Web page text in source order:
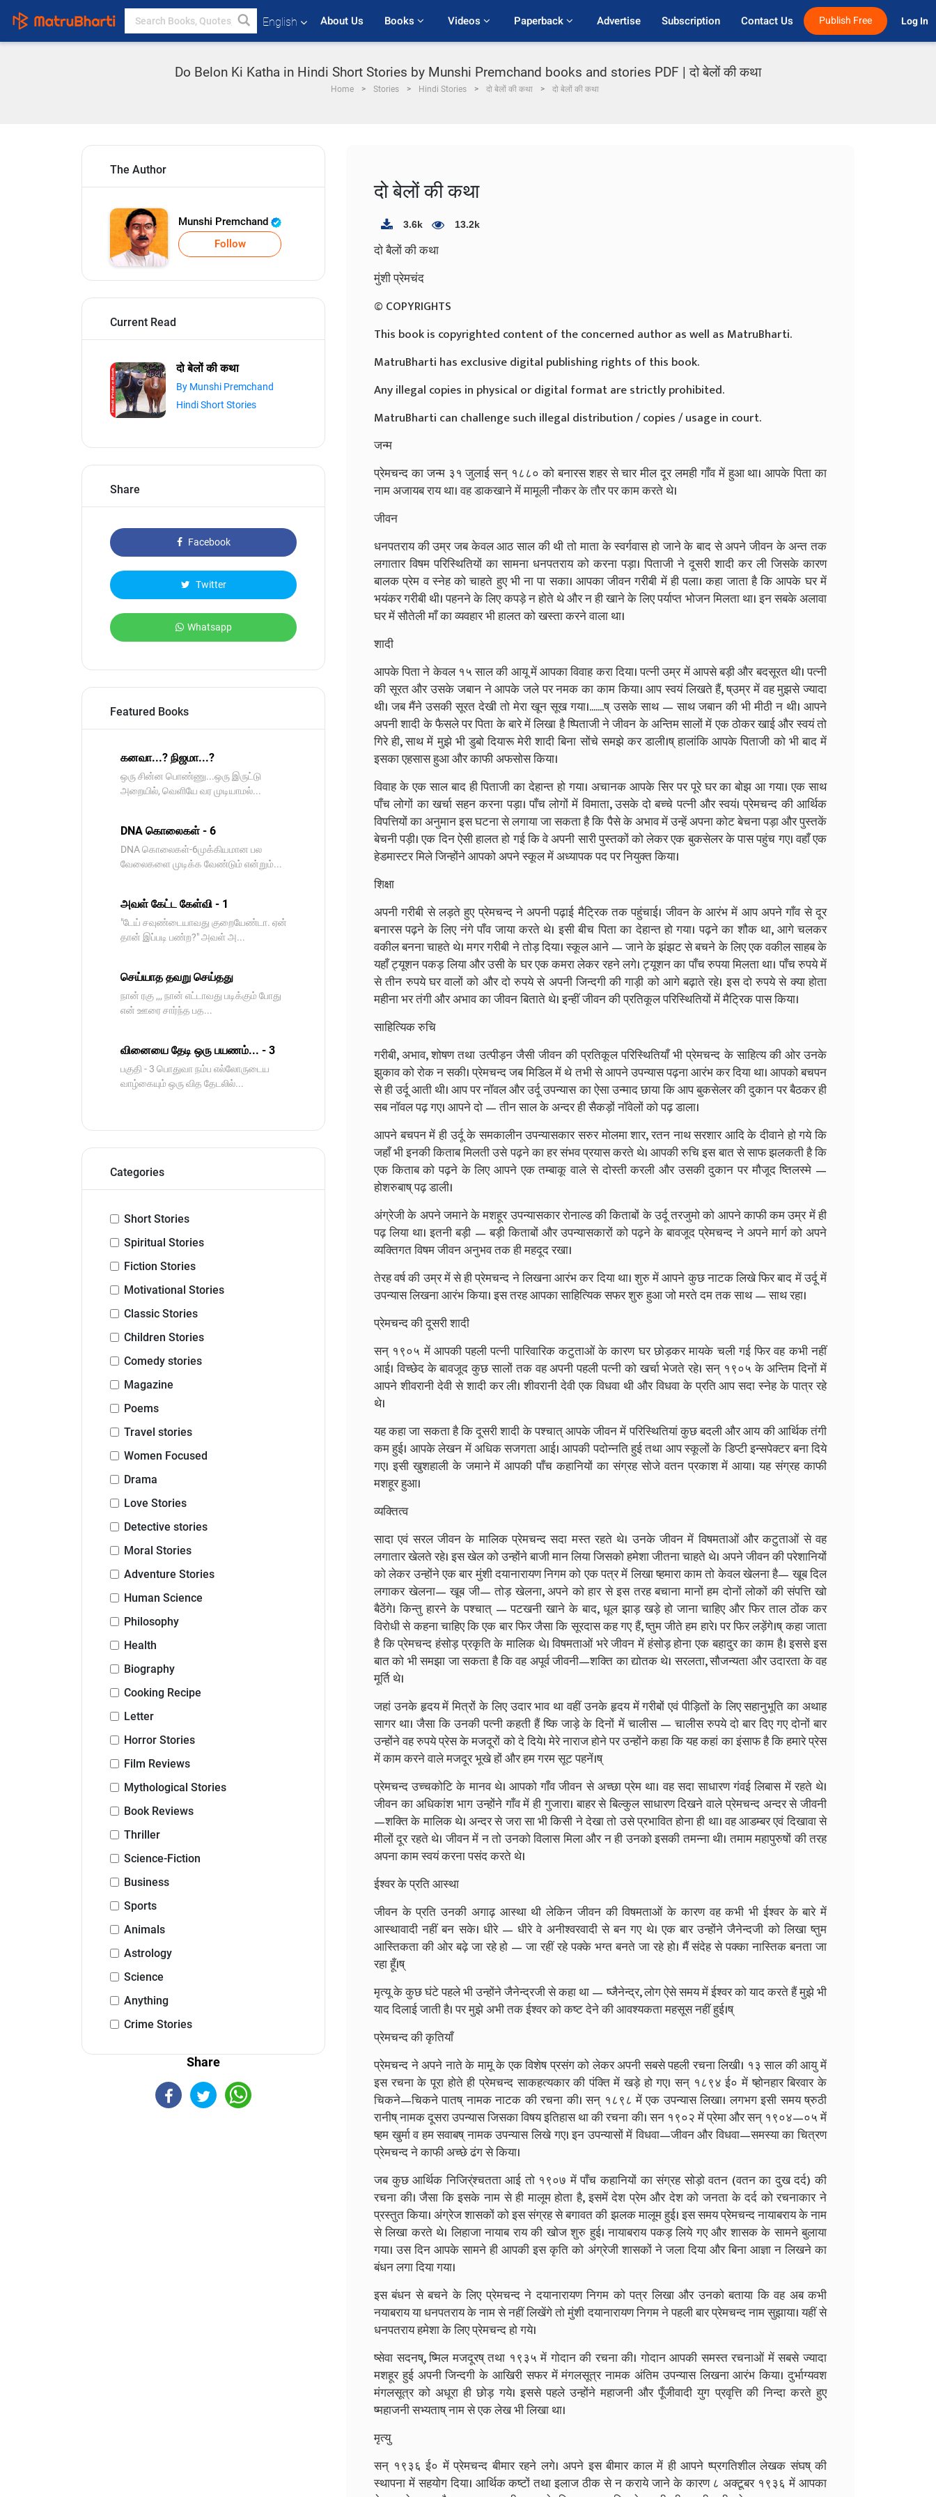
English About Us Books Videos Paperback Advertise Subscription Contact Us Publish Free Log In
Do Belon Ki Katha in Hindi Short Stories by Munshi Premchand books and stories PDF | दो बेलों की कथा
Home Stories Hindi Stories दो बेलों की कथा दो बेलों की कथा
The Author
Munshi Premchand
Follow
Current Read
दो बेलों की कथा
By Munshi Premchand
Hindi Short Stories
Share
Facebook
Twitter
Whatsapp
Featured Books
கனவா...? நிஜமா...?
ஒரு சின்ன பொண்ணு...ஒரு இருட்டு
அறையில், வெளியே வர முடியாமல்...
DNA கொலைகள் - 6
DNA கொலைகள்-6முக்கியமான பல
வேலைகளை முடிக்க வேண்டும் என்றும்...
அவள் கேட்ட கேள்வி - 1
"டேய் சவுண்டையாவது குறையேண்டா. ஏன்
தான் இப்படி பண்ற?" அவள் அ...
செய்யாத தவறு செய்தது
நான் ரகு ,,, நான் எட்டாவது படிக்கும் போது
என் ஊரை சார்ந்த பத...
வினையை தேடி ஒரு பயணம்... - 3
பகுதி - 3 பொதுவா நம்ப எல்லோருடைய
வாழ்கையும் ஒரு வித தேடலில்...
Categories
Short Stories
Spiritual Stories
Fiction Stories
Motivational Stories
Classic Stories
Children Stories
Comedy stories
Magazine
Poems
Travel stories
Women Focused
Drama
Love Stories
Detective stories
Moral Stories
Adventure Stories
Human Science
Philosophy
Health
Biography
Cooking Recipe
Letter
Horror Stories
Film Reviews
Mythological Stories
Book Reviews
Thriller
Science-Fiction
Business
Sports
Animals
Astrology
Science
Anything
Crime Stories
Share
दो बेलों की कथा
3.6k 13.2k
दो बैलों की कथा
मुंशी प्रेमचंद
© COPYRIGHTS
This book is copyrighted content of the concerned author as well as MatruBharti.
MatruBharti has exclusive digital publishing rights of this book.
Any illegal copies in physical or digital format are strictly prohibited.
MatruBharti can challenge such illegal distribution / copies / usage in court.
जन्म
प्रेमचन्द का जन्म ३१ जुलाई सन्‌ १८८० को बनारस शहर से चार मील दूर लमही गाँव में हुआ था। आपके पिता का
नाम अजायब राय था। वह डाकखाने में मामूली नौकर के तौर पर काम करते थे।
जीवन
धनपतराय की उम्र जब केवल आठ साल की थी तो माता के स्वर्गवास हो जाने के बाद से अपने जीवन के अन्त तक
लगातार विषम परिस्थितियों का सामना धनपतराय को करना पड़ा। पिताजी ने दूसरी शादी कर ली जिसके कारण
बालक प्रेम व स्नेह को चाहते हुए भी ना पा सका। आपका जीवन गरीबी में ही पला। कहा जाता है कि आपके घर में
भयंकर गरीबी थी। पहनने के लिए कपड़े न होते थे और न ही खाने के लिए पर्याप्त भोजन मिलता था। इन सबके अलावा
घर में सौतेली माँ का व्यवहार भी हालत को खस्ता करने वाला था।
शादी
आपके पिता ने केवल १५ साल की आयू में आपका विवाह करा दिया। पत्नी उम्र में आपसे बड़ी और बदसूरत थी। पत्नी
की सूरत और उसके जबान ने आपके जले पर नमक का काम किया। आप स्वयं लिखते हैं, ष्उम्र में वह मुझसे ज्यादा
थी। जब मैंने उसकी सूरत देखी तो मेरा खून सूख गया।.......ष् उसके साथ — साथ जबान की भी मीठी न थी। आपने
अपनी शादी के फैसले पर पिता के बारे में लिखा है ष्पिताजी ने जीवन के अन्तिम सालों में एक ठोकर खाई और स्वयं तो
गिरे ही, साथ में मुझे भी डुबो दियारू मेरी शादी बिना सोंचे समझे कर डाली।ष् हालांकि आपके पिताजी को भी बाद में
इसका एहसास हुआ और काफी अफसोस किया।
विवाह के एक साल बाद ही पिताजी का देहान्त हो गया। अचानक आपके सिर पर पूरे घर का बोझ आ गया। एक साथ
पाँच लोगों का खर्चा सहन करना पड़ा। पाँच लोगों में विमाता, उसके दो बच्चे पत्नी और स्वयं। प्रेमचन्द की आर्थिक
विपत्तियों का अनुमान इस घटना से लगाया जा सकता है कि पैसे के अभाव में उन्हें अपना कोट बेचना पड़ा और पुस्तकें
बेचनी पड़ी। एक दिन ऐसी हालत हो गई कि वे अपनी सारी पुस्तकों को लेकर एक बुकसेलर के पास पहुंच गए। वहाँ एक
हेडमास्टर मिले जिन्होंने आपको अपने स्कूल में अध्यापक पद पर नियुक्त किया।
शिक्षा
अपनी गरीबी से लड़ते हुए प्रेमचन्द ने अपनी पढ़ाई मैट्रिक तक पहुंचाई। जीवन के आरंभ में आप अपने गाँव से दूर
बनारस पढ़ने के लिए नंगे पाँव जाया करते थे। इसी बीच पिता का देहान्त हो गया। पढ़ने का शौक था, आगे चलकर
वकील बनना चाहते थे। मगर गरीबी ने तोड़ दिया। स्कूल आने — जाने के झंझट से बचने के लिए एक वकील साहब के
यहाँ ट्यूशन पकड़ लिया और उसी के घर एक कमरा लेकर रहने लगे। ट्यूशन का पाँच रुपया मिलता था। पाँच रुपये में
से तीन रुपये घर वालों को और दो रुपये से अपनी जिन्दगी की गाड़ी को आगे बढ़ाते रहे। इस दो रुपये से क्या होता
महीना भर तंगी और अभाव का जीवन बिताते थे। इन्हीं जीवन की प्रतिकूल परिस्थितियों में मैट्रिक पास किया।
साहित्यिक रुचि
गरीबी, अभाव, शोषण तथा उत्पीड़न जैसी जीवन की प्रतिकूल परिस्थितियाँ भी प्रेमचन्द के साहित्य की ओर उनके
झुकाव को रोक न सकी। प्रेमचन्द जब मिडिल में थे तभी से आपने उपन्यास पढ़ना आरंभ कर दिया था। आपको बचपन
से ही उर्दू आती थी। आप पर नॉवल और उर्दू उपन्यास का ऐसा उन्माद छाया कि आप बुकसेलर की दुकान पर बैठकर ही
सब नॉवल पढ़ गए। आपने दो — तीन साल के अन्दर ही सैकड़ों नॉवेलों को पढ़ डाला।
आपने बचपन में ही उर्दू के समकालीन उपन्यासकार सरुर मोलमा शार, रतन नाथ सरशार आदि के दीवाने हो गये कि
जहाँ भी इनकी किताब मिलती उसे पढ़ने का हर संभव प्रयास करते थे। आपकी रुचि इस बात से साफ झलकती है कि
एक किताब को पढ़ने के लिए आपने एक तम्बाकू वाले से दोस्ती करली और उसकी दुकान पर मौजूद ष्तिलस्मे —
होशरुबाष् पढ़ डाली।
अंग्रेजी के अपने जमाने के मशहूर उपन्यासकार रोनाल्ड की किताबों के उर्दू तरजुमो को आपने काफी कम उम्र में ही
पढ़ लिया था। इतनी बड़ी — बड़ी किताबों और उपन्यासकारों को पढ़ने के बावजूद प्रेमचन्द ने अपने मार्ग को अपने
व्यक्तिगत विषम जीवन अनुभव तक ही महदूद रखा।
तेरह वर्ष की उम्र में से ही प्रेमचन्द ने लिखना आरंभ कर दिया था। शुरु में आपने कुछ नाटक लिखे फिर बाद में उर्दू में
उपन्यास लिखना आरंभ किया। इस तरह आपका साहित्यिक सफर शुरु हुआ जो मरते दम तक साथ — साथ रहा।
प्रेमचन्द की दूसरी शादी
सन्‌ १९०५ में आपकी पहली पत्नी पारिवारिक कटुताओं के कारण घर छोड़कर मायके चली गई फिर वह कभी नहीं
आई। विच्छेद के बावजूद कुछ सालों तक वह अपनी पहली पत्नी को खर्चा भेजते रहे। सन्‌ १९०५ के अन्तिम दिनों में
आपने शीवरानी देवी से शादी कर ली। शीवरानी देवी एक विधवा थी और विधवा के प्रति आप सदा स्नेह के पात्र रहे
थे।
यह कहा जा सकता है कि दूसरी शादी के पश्चात्‌ आपके जीवन में परिस्थितियां कुछ बदली और आय की आर्थिक तंगी
कम हुई। आपके लेखन में अधिक सजगता आई। आपकी पदोन्नति हुई तथा आप स्कूलों के डिप्टी इन्सपेक्टर बना दिये
गए। इसी खुशहाली के जमाने में आपकी पाँच कहानियों का संग्रह सोजे वतन प्रकाश में आया। यह संग्रह काफी
मशहूर हुआ।
व्यक्तित्व
सादा एवं सरल जीवन के मालिक प्रेमचन्द सदा मस्त रहते थे। उनके जीवन में विषमताओं और कटुताओं से वह
लगातार खेलते रहे। इस खेल को उन्होंने बाजी मान लिया जिसको हमेशा जीतना चाहते थे। अपने जीवन की परेशानियों
को लेकर उन्होंने एक बार मुंशी दयानारायण निगम को एक पत्र में लिखा ष्हमारा काम तो केवल खेलना है— खूब दिल
लगाकर खेलना— खूब जी— तोड़ खेलना, अपने को हार से इस तरह बचाना मानों हम दोनों लोकों की संपत्ति खो
बैठेंगे। किन्तु हारने के पश्चात्‌ — पटखनी खाने के बाद, धूल झाड़ खड़े हो जाना चाहिए और फिर ताल ठोंक कर
विरोधी से कहना चाहिए कि एक बार फिर जैसा कि सूरदास कह गए हैं, ष्तुम जीते हम हारे। पर फिर लड़ेंगे।ष् कहा जाता
है कि प्रेमचन्द हंसोड़ प्रकृति के मालिक थे। विषमताओं भरे जीवन में हंसोड़ होना एक बहादुर का काम है। इससे इस
बात को भी समझा जा सकता है कि वह अपूर्व जीवनी—शक्ति का द्योतक थे। सरलता, सौजन्यता और उदारता के वह
मूर्ति थे।
जहां उनके हृदय में मित्रों के लिए उदार भाव था वहीं उनके हृदय में गरीबों एवं पीड़ितों के लिए सहानुभूति का अथाह
सागर था। जैसा कि उनकी पत्नी कहती हैं ष्कि जाड़े के दिनों में चालीस — चालीस रुपये दो बार दिए गए दोनों बार
उन्होंने वह रुपये प्रेस के मजदूरों को दे दिये। मेरे नाराज होने पर उन्होंने कहा कि यह कहां का इंसाफ है कि हमारे प्रेस
में काम करने वाले मजदूर भूखे हों और हम गरम सूट पहनें।ष्
प्रेमचन्द उच्चकोटि के मानव थे। आपको गाँव जीवन से अच्छा प्रेम था। वह सदा साधारण गंवई लिबास में रहते थे।
जीवन का अधिकांश भाग उन्होंने गाँव में ही गुजारा। बाहर से बिल्कुल साधारण दिखने वाले प्रेमचन्द अन्दर से जीवनी
—शक्ति के मालिक थे। अन्दर से जरा सा भी किसी ने देखा तो उसे प्रभावित होना ही था। वह आडम्बर एवं दिखावा से
मीलों दूर रहते थे। जीवन में न तो उनको विलास मिला और न ही उनको इसकी तमन्ना थी। तमाम महापुरुषों की तरह
अपना काम स्वयं करना पसंद करते थे।
ईश्वर के प्रति आस्था
जीवन के प्रति उनकी अगाढ़ आस्था थी लेकिन जीवन की विषमताओं के कारण वह कभी भी ईश्वर के बारे में
आस्थावादी नहीं बन सके। धीरे — धीरे वे अनीश्वरवादी से बन गए थे। एक बार उन्होंने जैनेन्दजी को लिखा ष्तुम
आस्तिकता की ओर बढ़े जा रहे हो — जा रहीं रहे पक्के भग्त बनते जा रहे हो। मैं संदेह से पक्का नास्तिक बनता जा
रहा हूँ।ष्
मृत्यू के कुछ घंटे पहले भी उन्होंने जैनेन्द्रजी से कहा था — ष्जैनेन्द्र, लोग ऐसे समय में ईश्वर को याद करते हैं मुझे भी
याद दिलाई जाती है। पर मुझे अभी तक ईश्वर को कष्ट देने की आवश्यकता महसूस नहीं हुई।ष्
प्रेमचन्द की कृतियाँ
प्रेमचन्द ने अपने नाते के मामू के एक विशेष प्रसंग को लेकर अपनी सबसे पहली रचना लिखी। १३ साल की आयु में
इस रचना के पूरा होते ही प्रेमचन्द साकहत्यकार की पंक्ति में खड़े हो गए। सन्‌ १८९४ ई० में ष्होनहार बिरवार के
चिकने—चिकने पातष् नामक नाटक की रचना की। सन्‌ १८९८ में एक उपन्यास लिखा। लगभग इसी समय ष्रुठी
रानीष् नामक दूसरा उपन्यास जिसका विषय इतिहास था की रचना की। सन १९०२ में प्रेमा और सन्‌ १९०४—०५ में
ष्हम खुर्मा व हम सवाबष् नामक उपन्यास लिखे गए। इन उपन्यासों में विधवा—जीवन और विधवा—समस्या का चित्रण
प्रेमचन्द ने काफी अच्छे ढंग से किया।
जब कुछ आर्थिक निजिर्ंश्चतता आई तो १९०७ में पाँच कहानियों का संग्रह सोड़ो वतन (वतन का दुख दर्द) की
रचना की। जैसा कि इसके नाम से ही मालूम होता है, इसमें देश प्रेम और देश को जनता के दर्द को रचनाकार ने
प्रस्तुत किया। अंग्रेज शासकों को इस संग्रह से बगावत की झलक मालूम हुई। इस समय प्रेमचन्द नायाबराय के नाम
से लिखा करते थे। लिहाजा नायाब राय की खोज शुरु हुई। नायाबराय पकड़ लिये गए और शासक के सामने बुलाया
गया। उस दिन आपके सामने ही आपकी इस कृति को अंग्रेजी शासकों ने जला दिया और बिना आज्ञा न लिखने का
बंधन लगा दिया गया।
इस बंधन से बचने के लिए प्रेमचन्द ने दयानारायण निगम को पत्र लिखा और उनको बताया कि वह अब कभी
नयाबराय या धनपतराय के नाम से नहीं लिखेंगे तो मुंशी दयानारायण निगम ने पहली बार प्रेमचन्द नाम सुझाया। यहीं से
धनपतराय हमेशा के लिए प्रेमचन्द हो गये।
ष्सेवा सदनष्, ष्मिल मजदूरष् तथा १९३५ में गोदान की रचना की। गोदान आपकी समस्त रचनाओं में सबसे ज्यादा
मशहूर हुई अपनी जिन्दगी के आखिरी सफर में मंगलसूत्र नामक अंतिम उपन्यास लिखना आरंभ किया। दुर्भाग्यवश
मंगलसूत्र को अधूरा ही छोड़ गये। इससे पहले उन्होंने महाजनी और पूँजीवादी युग प्रवृत्ति की निन्दा करते हुए
ष्महाजनी सभ्यताष् नाम से एक लेख भी लिखा था।
मृत्यु
सन्‌ १९३६ ई० में प्रेमचन्द बीमार रहने लगे। अपने इस बीमार काल में ही आपने ष्प्रगतिशील लेखक संघष् की
स्थापना में सहयोग दिया। आर्थिक कष्टों तथा इलाज ठीक से न कराये जाने के कारण ८ अक्टूबर १९३६ में आपका